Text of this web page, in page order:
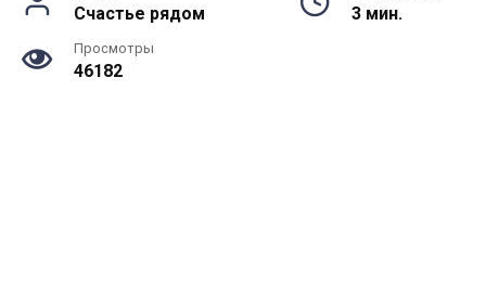
Счастье рядом 3 мин.
Просмотры
46182